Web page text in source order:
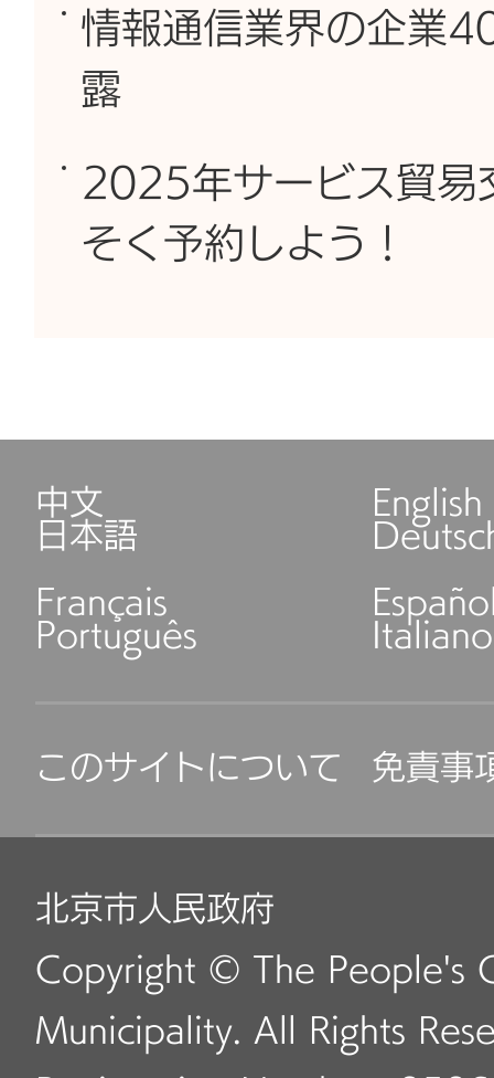
情報通信業界の企業
露
2025年サービス貿易
そく予約しよう！
中文 English
日本語
Français
Português Italiano
このサイトについて 免責事
北京市人民政府
Copyright © The People's
Municipality. All Rights